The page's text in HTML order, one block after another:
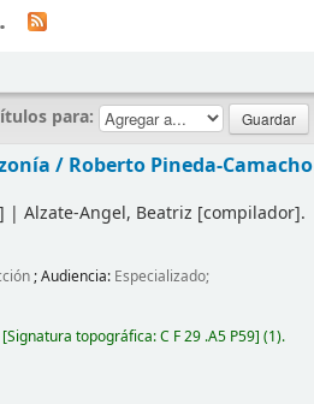
para:
/ Roberto Pineda-
|Alzate-Angel, Beatriz [compilador].
; Audiencia: Especializado;
Signatura topográfica:C F 29 .A5 P59 (1).